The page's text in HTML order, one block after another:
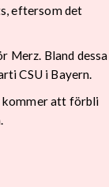
eftersom det
Merz. Bland dessa
CSU i Bayern.
kommer att förbli